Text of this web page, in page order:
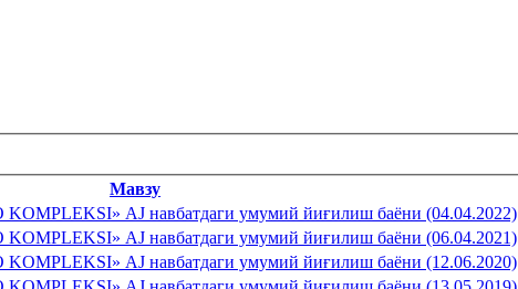
Мавзу
АJ навбатдаги умумий йиғилиш баёни (04.04.2022)
АJ навбатдаги умумий йиғилиш баёни (06.04.2021)
АJ навбатдаги умумий йиғилиш баёни (12.06.2020)